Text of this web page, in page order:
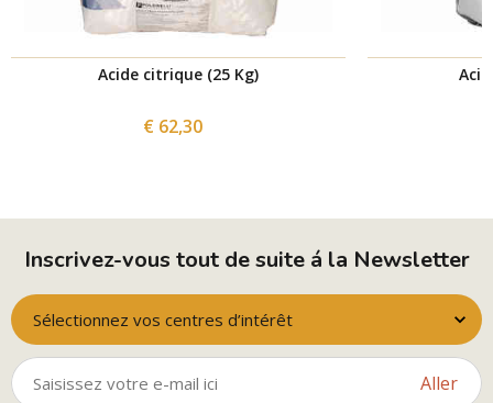
Acide citrique (25 Kg)
€ 62,30
Inscrivez-vous tout de suite á la Newsletter
Sélectionnez vos centres d’intérêt
Aller